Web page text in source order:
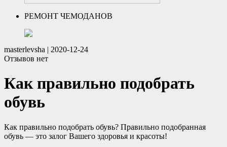
РЕМОНТ ЧЕМОДАНОВ
masterlevsha | 2020-12-24
Отзывов нет
Как правильно подобрать
обувь
Как правильно подобрать обувь? Правильно подобранная
обувь — это залог Вашего здоровья и красоты!